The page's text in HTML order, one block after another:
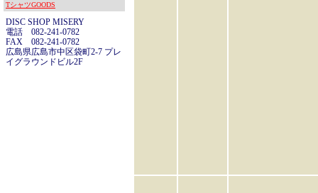
TシャツGOODS
DISC SHOP MISERY
電話 082-241-0782
FAX 082-241-0782
広島県広島市中区袋町2-7 プレ
イグラウンドビル2F